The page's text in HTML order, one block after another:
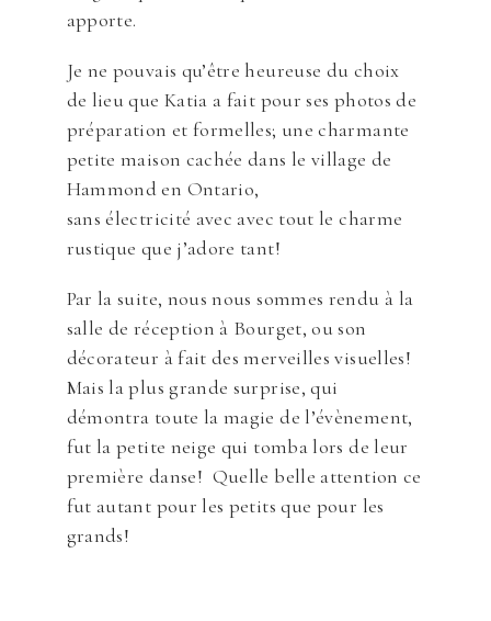
apporte.
Je ne pouvais qu’être heureuse du choix
de lieu que Katia a fait pour ses photos de
préparation et formelles; une charmante
petite maison cachée dans le village de
Hammond en Ontario,
sans électricité avec avec tout le charme
rustique que j’adore tant!
Par la suite, nous nous sommes rendu à la
salle de réception à Bourget, ou son
décorateur à fait des merveilles visuelles!
Mais la plus grande surprise, qui
démontra toute la magie de l’évènement,
fut la petite neige qui tomba lors de leur
première danse! Quelle belle attention ce
fut autant pour les petits que pour les
grands!